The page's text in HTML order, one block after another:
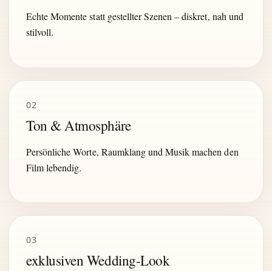
Echte Momente statt gestellter Szenen – diskret, nah und
stilvoll.
02
Ton & Atmosphäre
Persönliche Worte, Raumklang und Musik machen den
Film lebendig.
03
exklusiven Wedding-Look